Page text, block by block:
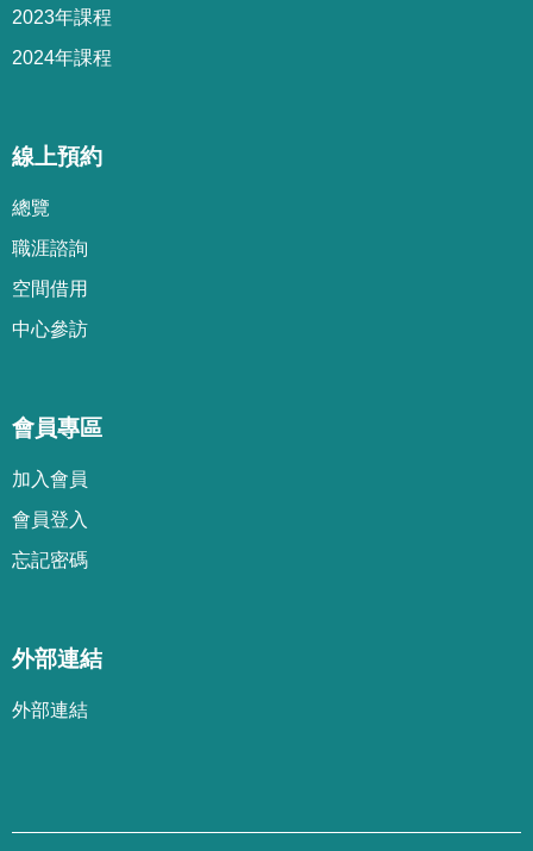
2023年課程
2024年課程
線上預約
總覽
職涯諮詢
空間借用
中心參訪
會員專區
加 入會 員
會 員登 入
忘記密碼
外部連結
外部連結